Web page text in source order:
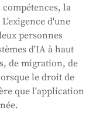
compétences, la
d'une
personnes
d'IA à haut
de migration, de
le droit de
que l'application